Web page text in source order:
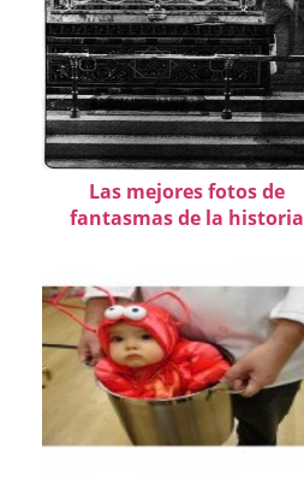
Las mejores fotos de
fantasmas de la historia